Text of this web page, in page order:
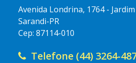
Avenida Londrina, 1764 -
Sarandi-PR
Cep: 87114-010
Telefone (44) 3264-